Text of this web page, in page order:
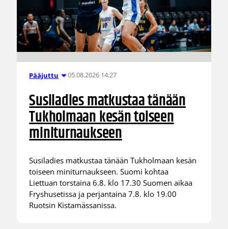
Pääjuttu 05.08.2026 14:27
Susiladies matkustaa tänään
Tukholmaan kesän toiseen
miniturnaukseen
Susiladies matkustaa tänään Tukholmaan kesän
toiseen miniturnaukseen. Suomi kohtaa
Liettuan torstaina 6.8. klo 17.30 Suomen aikaa
Fryshusetissa ja perjantaina 7.8. klo 19.00
Ruotsin Kistamässanissa.